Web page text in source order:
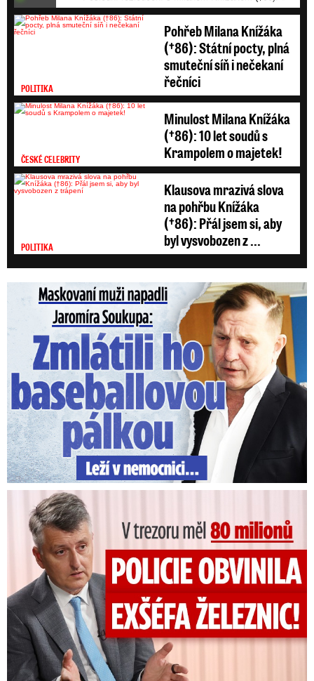
POLITIKA
Pohřeb Milana Knížáka
(†86): Státní pocty, plná
smuteční síň i nečekaní
řečníci
ČESKÉ CELEBRITY
Minulost Milana Knížáka
(†86): 10 let soudů s
Krampolem o majetek!
POLITIKA
Klausova mrazivá slova
na pohřbu Knížáka
(†86): Přál jsem si, aby
byl vysvobozen z ...
Maskovaní muži napadli Jaromíra Soukupa: Krvavá nakládačka
V trezoru měl 80 milionů: Policie obvinila exšéfa železnic!